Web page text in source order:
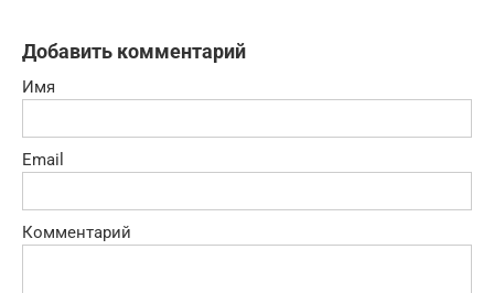
Добавить комментарий
Имя
Email
Комментарий